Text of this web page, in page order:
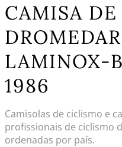
CAMISA
LAMINOX-
1986
Camisolas de ciclismo e
profissionais de ciclismo
ordenadas por país.